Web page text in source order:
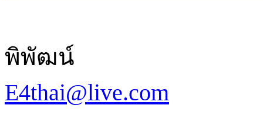
พิพัฒน์
E4thai@live.com